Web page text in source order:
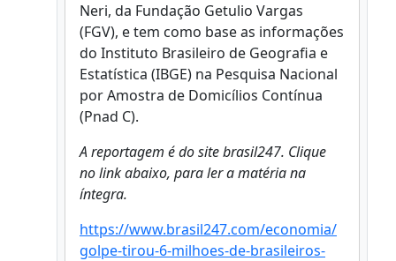
Neri, da Fundação Getulio Vargas
(FGV), e tem como base as informações
do Instituto Brasileiro de Geografia e
Estatística (IBGE) na Pesquisa Nacional
por Amostra de Domicílios Contínua
(Pnad C).
A reportagem é do site brasil247. Clique
no link abaixo, para ler a matéria na
íntegra.
https://www.brasil247.com/economia/
golpe-tirou-6-milhoes-de-brasileiros-